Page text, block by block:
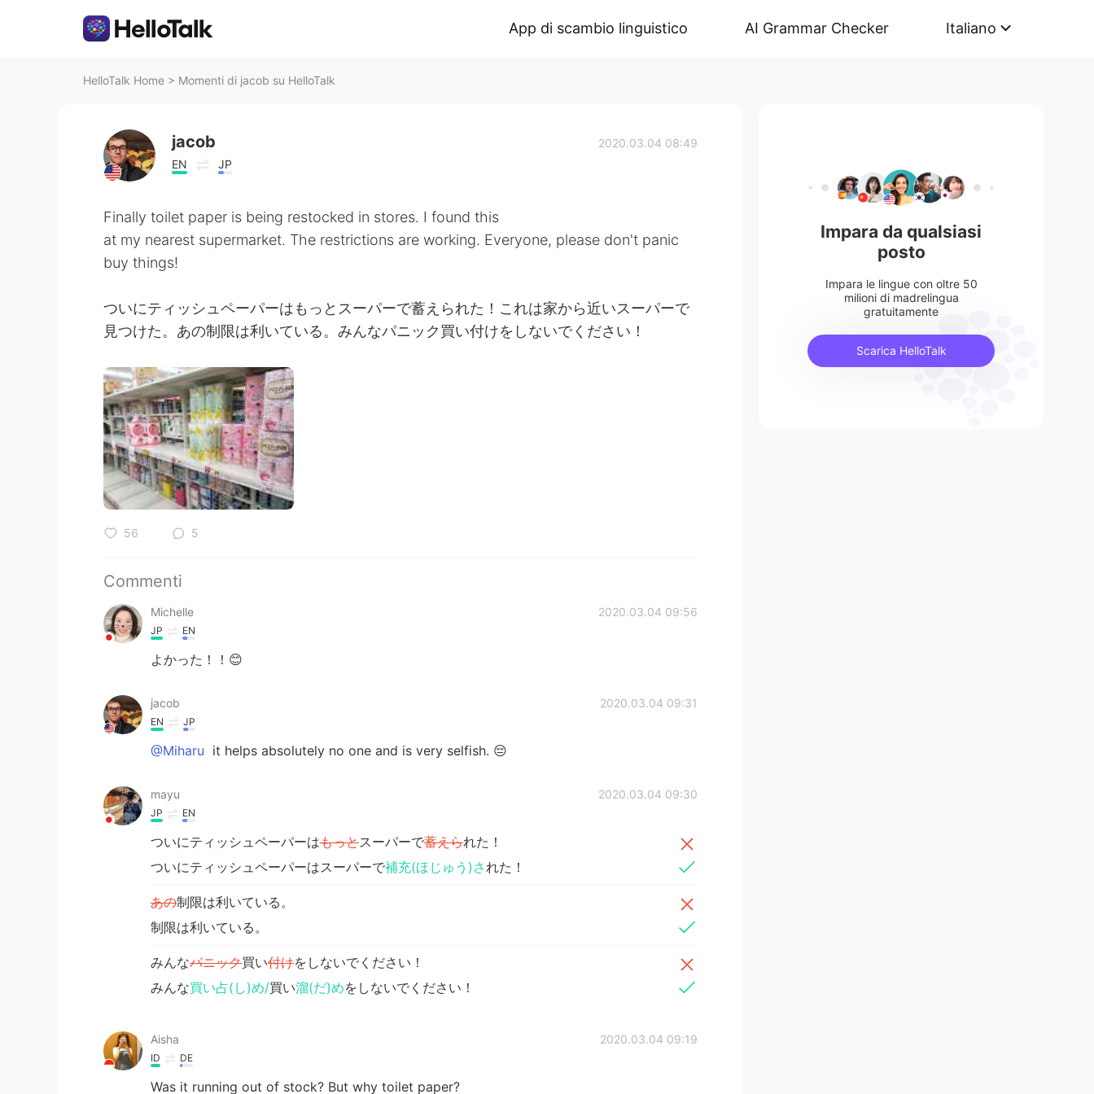
App di scambio linguistico AI Grammar Checker Italiano
HelloTalk Home > Momenti di jacob su HelloTalk
jacob
EN JP
2020.03.04 08:49
Finally toilet paper is being restocked in stores. I found this
at my nearest supermarket. The restrictions are working. Everyone, please don't panic
buy things!
ついにティッシュペーパーはもっとスーパーで蓄えられた！これは家から近いスーパーで
見つけた。あの制限は利いている。みんなパニック買い付けをしないでください！
56 5
Commenti
Michelle 2020.03.04 09:56
JP EN
よかった！！😊
jacob 2020.03.04 09:31
EN JP
@Miharu it helps absolutely no one and is very selfish. 😔
mayu 2020.03.04 09:30
JP EN
ついにティッシュペーパーはもっとスーパーで蓄えられた！
ついにティッシュペーパーはスーパーで補充(ほじゅう)さ れた！
あの制限は利いている。
制限は利いている。
みんなパニック買い付けをしないでください！
みんな買い占(し)め/買い溜(だ)めをしないでください！
Aisha 2020.03.04 09:19
ID DE
Was it running out of stock? But why toilet paper?
Impara da qualsiasi
posto
Impara le lingue con oltre 50
milioni di madrelingua
gratuitamente
Scarica HelloTalk